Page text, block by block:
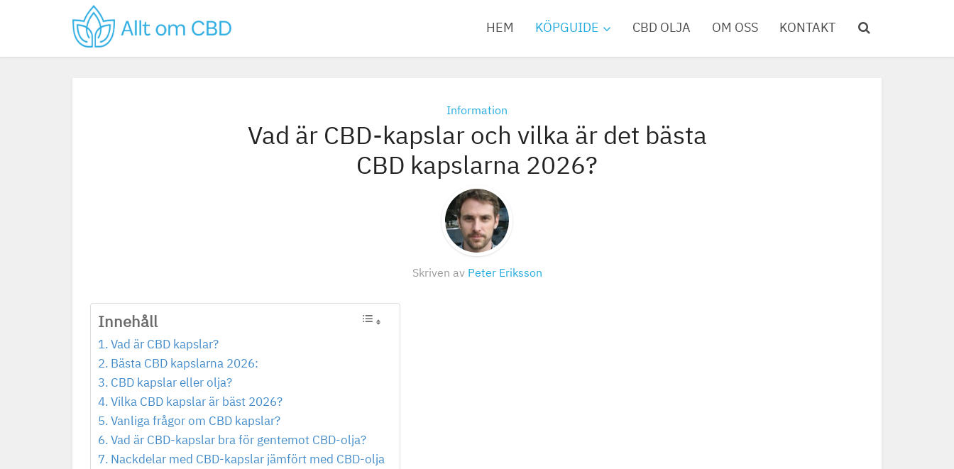
HEM KÖPGUIDE CBD OLJA OM OSS KONTAKT
Information
Vad är CBD-kapslar och vilka är det bästa
CBD kapslarna 2026?
Skriven av Peter Eriksson
Innehåll
Vad är CBD kapslar?
Bästa CBD kapslarna 2026:
CBD kapslar eller olja?
Vilka CBD kapslar är bäst 2026?
Vanliga frågor om CBD kapslar?
Vad är CBD-kapslar bra för gentemot CBD-olja?
Nackdelar med CBD-kapslar jämfört med CBD-olja